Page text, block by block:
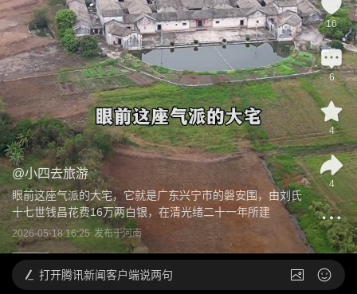
@小四去旅游
眼前这座气派的大宅，它就是广东兴宁市的磐安围，由刘氏
十七世钱昌花费16万两白银，在清光绪二十一年所建
2026-05-18 16:25 发布于河南
16
6
4
4
打开腾讯新闻客户端说两句